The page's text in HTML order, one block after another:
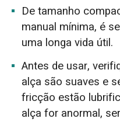
De tamanho
manual mínima, é
uma longa vida útil.
Antes de usar,
alça são suaves e
fricção estão
alça for anormal,